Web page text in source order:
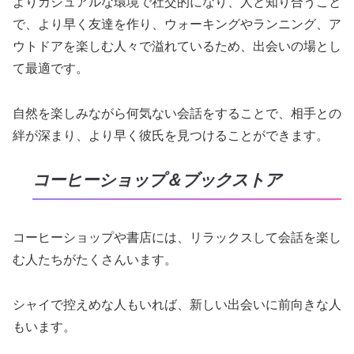
で、より早く友達を作り、ウォーキングやランニング、ア
ウトドアを楽しむ人々で溢れているため、出会いの場とし
て最適です。
自然を楽しみながら何気ない会話をすることで、相手との
絆が深まり、より早く彼氏を見つけることができます。
コーヒーショップ＆ブックストア
コーヒーショップや書店には、リラックスして会話を楽し
む人たちがたくさんいます。
シャイで控えめな人もいれば、新しい出会いに前向きな人
もいます。